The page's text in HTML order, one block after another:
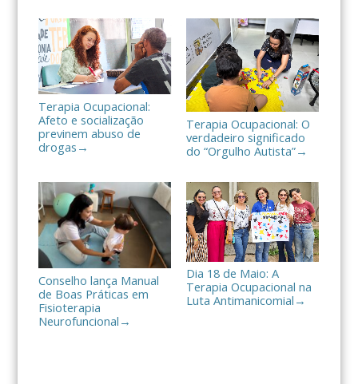
a
r
Terapia Ocupacional:
Afeto e socialização
previnem abuso de
drogas →
Terapia Ocupacional: O
verdadeiro significado
do “Orgulho Autista”→
Conselho lança Manual
de Boas Práticas em
Fisioterapia
Neurofuncional →
Dia 18 de Maio: A
Terapia Ocupacional na
Luta Antimanicomial →